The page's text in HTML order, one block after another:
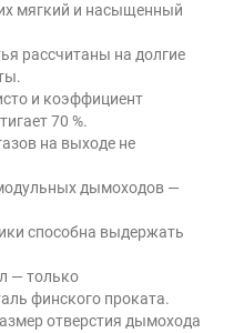
мягкий и насыщенный
рассчитаны на долгие
и коэффициент
70 %.
на выходе не
дымоходов —
способна выдержать
— только
финского проката.
отверстия дымохода